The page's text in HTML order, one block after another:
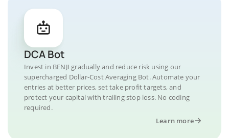
DCA Bot
Invest in BENJI gradually and reduce risk using our
supercharged Dollar-Cost Averaging Bot. Automate your
entries at better prices, set take profit targets, and
protect your capital with trailing stop loss. No coding
required.
Learn more